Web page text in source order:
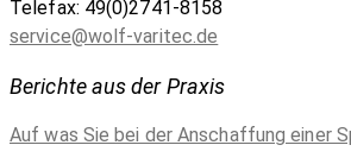
Telefax: 49(0)2741-8158
service@wolf-varitec.de
Berichte aus der Praxis
Auf was Sie bei der Anschaffung einer